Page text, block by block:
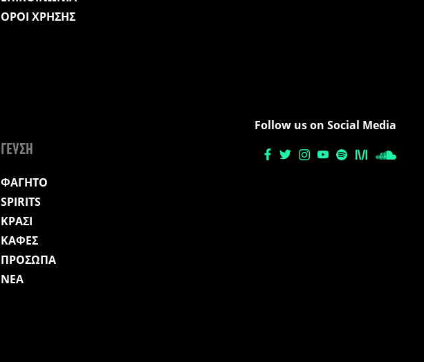
ΟΡΟΙ ΧΡΗΣΗΣ
ΓΕΥΣΗ
ΦΑΓΗΤΟ
SPIRITS
ΚΡΑΣΙ
ΚΑΦΕΣ
ΠΡΟΣΩΠΑ
ΝΕΑ
Follow us on Social Media